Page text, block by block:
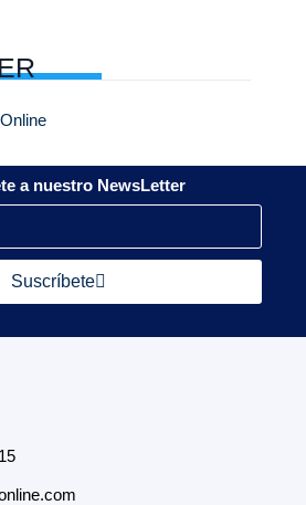
a nuestro NewsLetter
Suscríbete